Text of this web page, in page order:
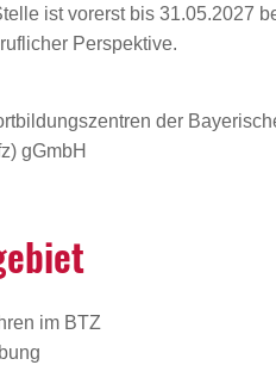
ist vorerst bis 31.05.2027
Perspektive.
der
gGmbH
im BTZ